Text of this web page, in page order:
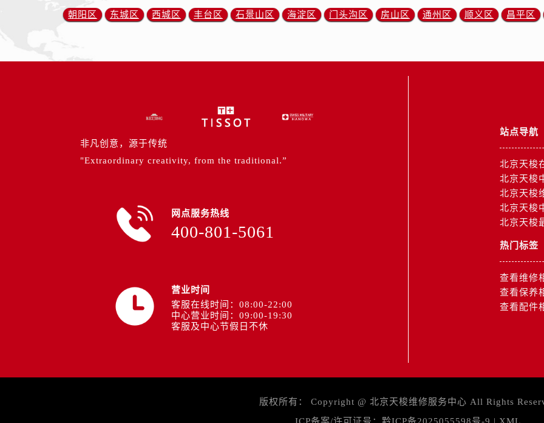
朝阳区 东城区 西城区 丰台区 石景山区 海淀区 门头沟区 房山区 通州区 顺义区 昌平区
非凡创意，源于传统
"Extraordinary creativity, from the traditional.”
网点服务热线
400-801-5061
营业时间
客服在线时间：08:00-22:00
中心营业时间：09:00-19:30
客服及中心节假日不休
站点导航
北京天梭
北京天梭
北京天梭
北京天梭
北京天梭
热门标签
查看维修
查看保养
查看配件
版权所有： Copyright @ 北京天梭维修服务中心 All Rights
ICP备案/许可证号： 黔ICP备2025055598号-9 | XML